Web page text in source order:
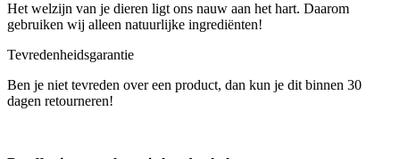
Het welzijn van je dieren ligt ons nauw aan het hart. Daarom
gebruiken wij alleen natuurlijke ingrediënten!
Tevredenheidsgarantie
Ben je niet tevreden over een product, dan kun je dit binnen 30
dagen retourneren!